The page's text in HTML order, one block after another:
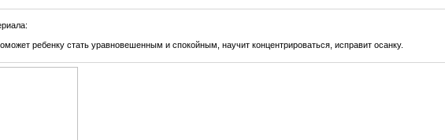
:
ребенку стать уравновешенным и спокойным, научит концентрироваться, исправит осанку.